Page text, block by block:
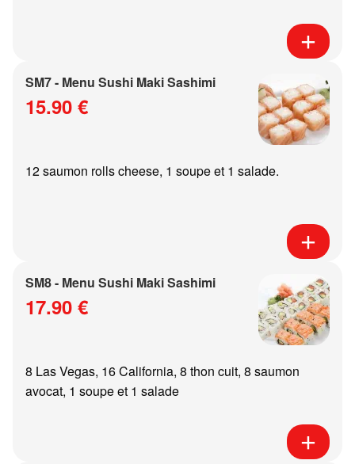
SM7 - Menu Sushi Maki Sashimi
15.90 €
12 saumon rolls cheese, 1 soupe et 1 salade.
SM8 - Menu Sushi Maki Sashimi
17.90 €
8 Las Vegas, 16 California, 8 thon cuit, 8 saumon
avocat, 1 soupe et 1 salade